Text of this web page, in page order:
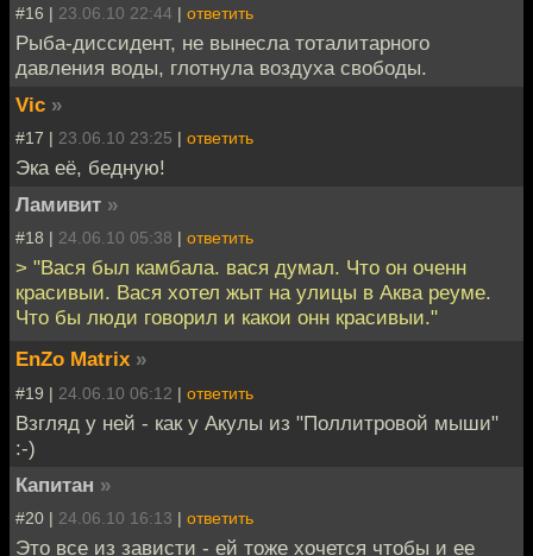
#16 | 23.06.10 22:44 | ответить
Рыба-диссидент, не вынесла тоталитарного
давления воды, глотнула воздуха свободы.
Vic »
#17 | 23.06.10 23:25 | ответить
Эка её, бедную!
Ламивит »
#18 | 24.06.10 05:38 | ответить
> "Вася был камбала. вася думал. Что он оченн
красивыи. Вася хотел жыт на улицы в Аква реуме.
Что бы люди говорил и какои онн красивыи."
EnZo Matrix »
#19 | 24.06.10 06:12 | ответить
Взгляд у ней - как у Акулы из "Поллитровой мыши"
:-)
Капитан »
#20 | 24.06.10 16:13 | ответить
Это все из зависти - ей тоже хочется чтобы и ее